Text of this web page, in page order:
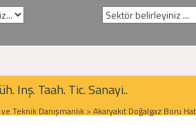
Inş. Taah. Tic. Sanayi..
Teknik Danışmanlık> Akaryakıt Doğalgaz Boru